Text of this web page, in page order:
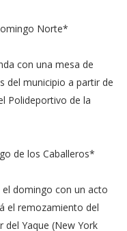
Norte*
con una mesa de
del municipio a partir de
Polideportivo de la
de los Caballeros*
domingo con un acto
el remozamiento del
Yaque (New York